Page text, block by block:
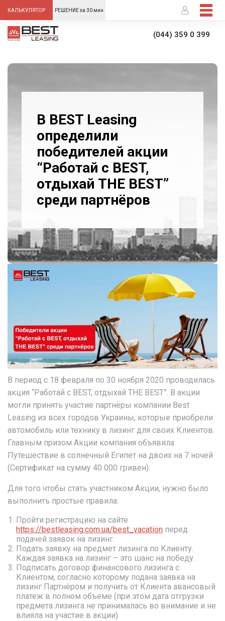
КАЛЬКУЛЯТОР РЕШЕНИЕ за 30 мин
(044) 359 0 399
В BEST Leasing
определили
победителей акции
“Работай с BEST,
отдыхай THE BEST”
среди партнёров
В период с 18 февраля по 30 ноября 2020 проводилась
акция “Работай с BEST, отдыхай THE BEST”. В акции
могли принять участие партнёры компании Best
Leasing из всех городов Украины, которые приобрели
автомобиль или технику в лизинг для своих Клиентов.
Главным призом Акции компания объявила
Путешествие в солнечный Египет на двоих на 7 ночей
(Сертификат на сумму 40 000 гривен).
Для того чтобы стать участником Акции, нужно было
выполнить простые правила:
Пройти регистрацию на сайте
https://bestleasing.com.ua/best_vacation перед
подачей заявок на лизинг.
Подать заявку на предмет лизинга по Клиенту.
Каждая заявка на лизинг – это шанс на победу.
Подписать договор финансового лизинга с
Клиентом, согласно которому подана заявка на
лизинг Партнёром и получить от Клиента авансовый
платеж в полном объеме (при этом дата отгрузки
предмета лизинга не принималась во внимание и не
влияла на участие в акции).